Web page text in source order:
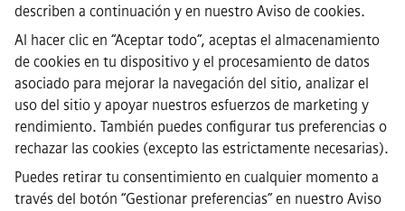
describen a continuación y en nuestro Aviso de cookies.
Al hacer clic en “Aceptar todo”, aceptas el almacenamiento
de cookies en tu dispositivo y el procesamiento de datos
asociado para mejorar la navegación del sitio, analizar el
uso del sitio y apoyar nuestros esfuerzos de marketing y
rendimiento. También puedes configurar tus preferencias o
rechazar las cookies (excepto las estrictamente necesarias).
Puedes retirar tu consentimiento en cualquier momento a
través del botón “Gestionar preferencias” en nuestro Aviso
·
Aviso de cookies
·
Términos y condiciones
Identificación digital
·
Canal de denuncias